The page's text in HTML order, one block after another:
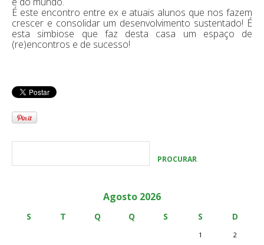
É este encontro entre ex e atuais alunos que nos fazem
crescer e consolidar um desenvolvimento sustentado! É
esta simbiose que faz desta casa um espaço de
(re)encontros e de sucesso!
Agosto 2026
S T Q Q S S D
1
2